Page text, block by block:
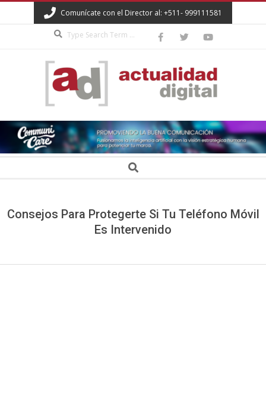
to
Comunícate con el Director al: +511- 999111581
ACTUALIDAD
DIGITAL Search
Consejos Para Protegerte Si Tu Teléfono Móvil
Es Intervenido